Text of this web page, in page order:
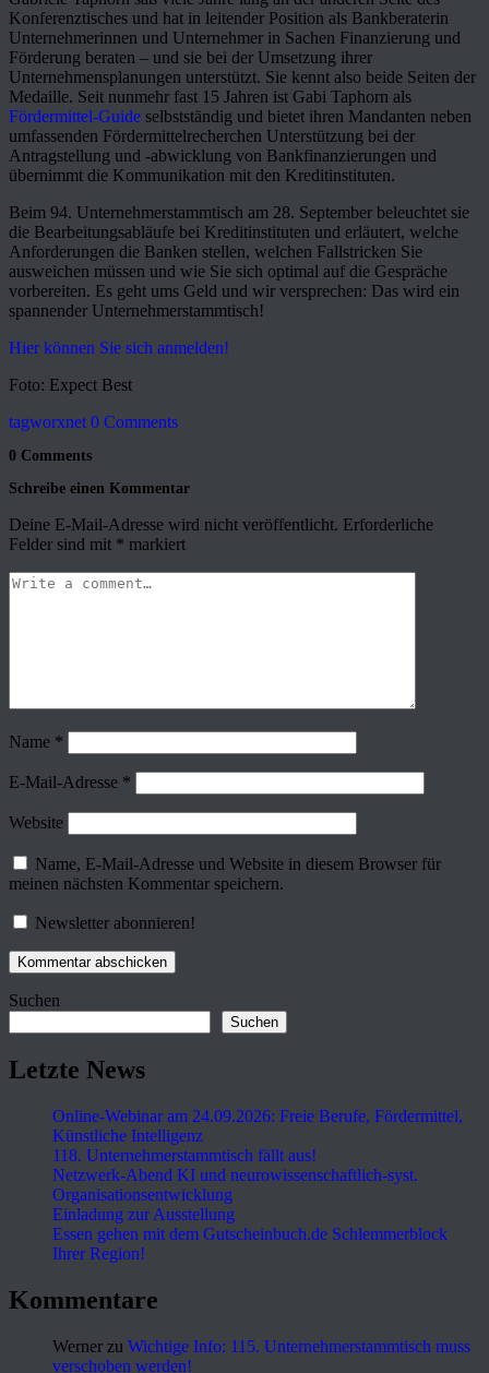
Konferenztisches und hat in leitender Position als Bankberaterin
Unternehmerinnen und Unternehmer in Sachen Finanzierung und
Förderung beraten – und sie bei der Umsetzung ihrer
Unternehmensplanungen unterstützt. Sie kennt also beide Seiten der
Medaille. Seit nunmehr fast 15 Jahren ist Gabi Taphorn als
Fördermittel-Guide selbstständig und bietet ihren Mandanten neben
umfassenden Fördermittelrecherchen Unterstützung bei der
Antragstellung und -abwicklung von Bankfinanzierungen und
übernimmt die Kommunikation mit den Kreditinstituten.
Beim 94. Unternehmerstammtisch am 28. September beleuchtet sie
die Bearbeitungsabläufe bei Kreditinstituten und erläutert, welche
Anforderungen die Banken stellen, welchen Fallstricken Sie
ausweichen müssen und wie Sie sich optimal auf die Gespräche
vorbereiten. Es geht ums Geld und wir versprechen: Das wird ein
spannender Unternehmerstammtisch!
Hier können Sie sich anmelden!
Foto: Expect Best
tagworxnet 0 Comments
0 Comments
Schreibe einen Kommentar
Deine E-Mail-Adresse wird nicht veröffentlicht. Erforderliche
Felder sind mit * markiert
Name *
E-Mail-Adresse *
Website
Name, E-Mail-Adresse und Website in diesem Browser für
meinen nächsten Kommentar speichern.
Newsletter abonnieren!
Suchen
Suchen
Letzte News
Online-Webinar am 24.09.2026: Freie Berufe, Fördermittel,
Künstliche Intelligenz
118. Unternehmerstammtisch fällt aus!
Netzwerk-Abend KI und neurowissenschaftlich-syst.
Organisationsentwicklung
Einladung zur Ausstellung
Essen gehen mit dem Gutscheinbuch.de Schlemmerblock
Ihrer Region!
Kommentare
Werner zu Wichtige Info: 115. Unternehmerstammtisch muss
verschoben werden!